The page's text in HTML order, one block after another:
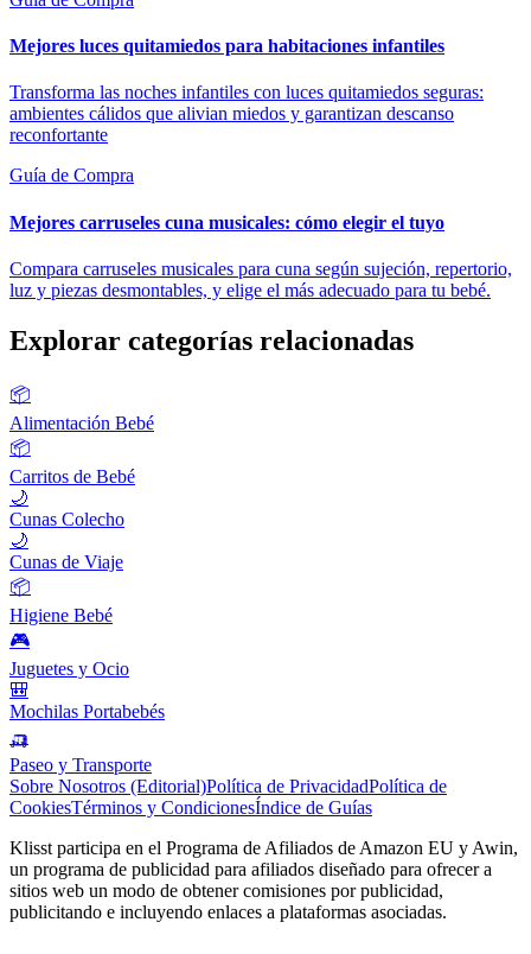
Mejores luces quitamiedos para habitaciones infantiles
Transforma las noches infantiles con luces quitamiedos seguras:
ambientes cálidos que alivian miedos y garantizan descanso
reconfortante
Guía de Compra
Mejores carruseles cuna musicales: cómo elegir el tuyo
Compara carruseles musicales para cuna según sujeción, repertorio,
luz y piezas desmontables, y elige el más adecuado para tu bebé.
Explorar categorías relacionadas
📦
Alimentación Bebé
📦
Carritos de Bebé
🌙
Cunas Colecho
🌙
Cunas de Viaje
📦
Higiene Bebé
🎮
Juguetes y Ocio
🎒
Mochilas Portabebés
🛺
Paseo y Transporte
Sobre Nosotros (Editorial)Política de PrivacidadPolítica de
CookiesTérminos y CondicionesÍndice de Guías
Klisst participa en el Programa de Afiliados de Amazon EU y Awin,
un programa de publicidad para afiliados diseñado para ofrecer a
sitios web un modo de obtener comisiones por publicidad,
publicitando e incluyendo enlaces a plataformas asociadas.